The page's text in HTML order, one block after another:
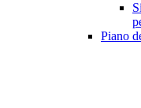
Piano